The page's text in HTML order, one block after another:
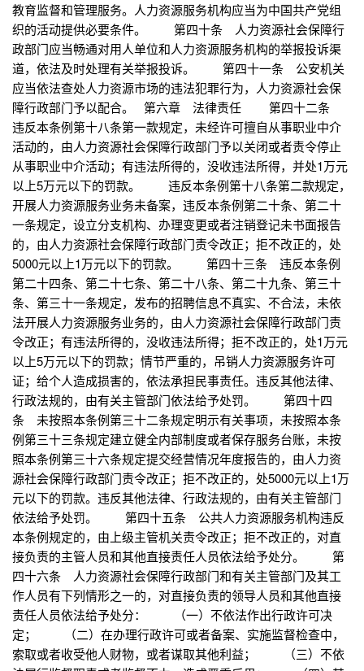
教育监督和管理服务。人力资源服务机构应当为中国共产党组
织的活动提供必要条件。 第四十条 人力资源社会保障行
政部门应当畅通对用人单位和人力资源服务机构的举报投诉渠
道，依法及时处理有关举报投诉。 第四十一条 公安机关
应当依法查处人力资源市场的违法犯罪行为，人力资源社会保
障行政部门予以配合。 第六章 法律责任 第四十二条
违反本条例第十八条第一款规定，未经许可擅自从事职业中介
活动的，由人力资源社会保障行政部门予以关闭或者责令停止
从事职业中介活动；有违法所得的，没收违法所得，并处1万元
以上5万元以下的罚款。 违反本条例第十八条第二款规定，
开展人力资源服务业务未备案，违反本条例第二十条、第二十
一条规定，设立分支机构、办理变更或者注销登记未书面报告
的，由人力资源社会保障行政部门责令改正；拒不改正的，处
5000元以上1万元以下的罚款。 第四十三条 违反本条例
第二十四条、第二十七条、第二十八条、第二十九条、第三十
条、第三十一条规定，发布的招聘信息不真实、不合法，未依
法开展人力资源服务业务的，由人力资源社会保障行政部门责
令改正；有违法所得的，没收违法所得；拒不改正的，处1万元
以上5万元以下的罚款；情节严重的，吊销人力资源服务许可
证；给个人造成损害的，依法承担民事责任。违反其他法律、
行政法规的，由有关主管部门依法给予处罚。 第四十四
条 未按照本条例第三十二条规定明示有关事项，未按照本条
例第三十三条规定建立健全内部制度或者保存服务台账，未按
照本条例第三十六条规定提交经营情况年度报告的，由人力资
源社会保障行政部门责令改正；拒不改正的，处5000元以上1万
元以下的罚款。违反其他法律、行政法规的，由有关主管部门
依法给予处罚。 第四十五条 公共人力资源服务机构违反
本条例规定的，由上级主管机关责令改正；拒不改正的，对直
接负责的主管人员和其他直接责任人员依法给予处分。 第
四十六条 人力资源社会保障行政部门和有关主管部门及其工
作人员有下列情形之一的，对直接负责的领导人员和其他直接
责任人员依法给予处分： （一）不依法作出行政许可决
定； （二）在办理行政许可或者备案、实施监督检查中，
索取或者收受他人财物，或者谋取其他利益； （三）不依